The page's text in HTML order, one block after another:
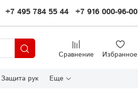
+7 495 784 55 44 +7 916 000-96-00
Сравнение Избранное
Защита рук Еще